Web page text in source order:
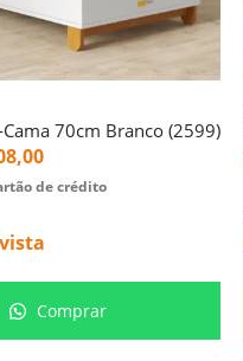
70cm Branco (2599)
de crédito
Comprar